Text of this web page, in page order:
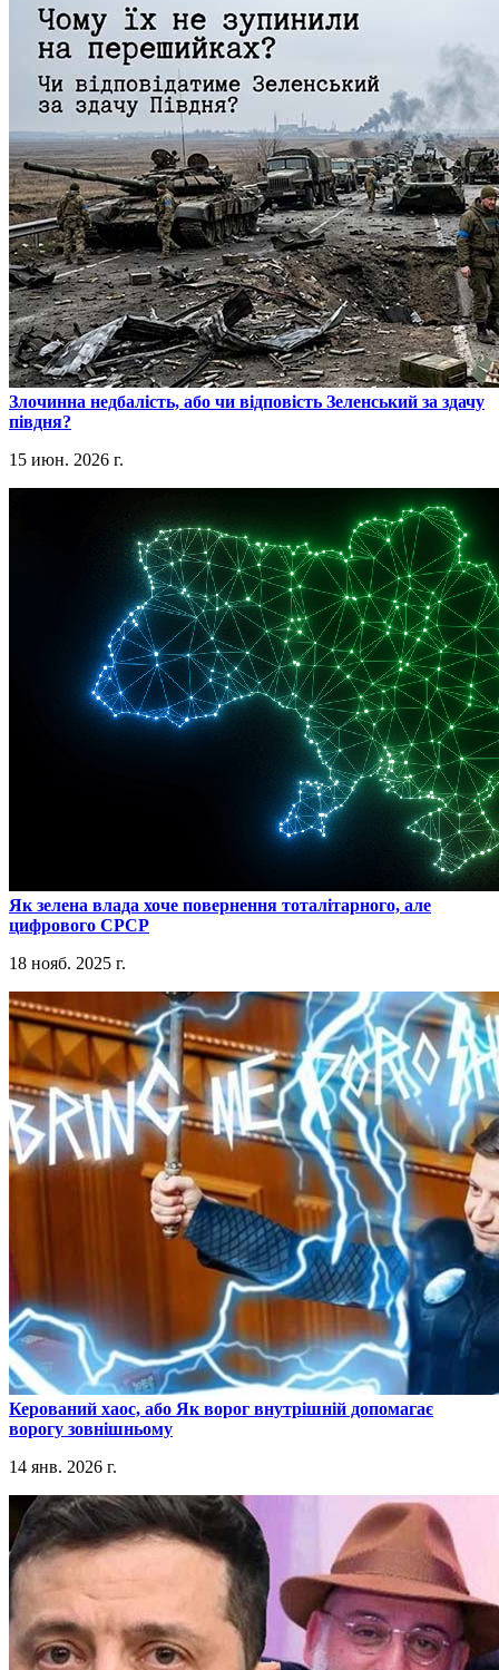
​Злочинна недбалість, або чи відповість Зеленський за здачу
півдня?
15 июн. 2026 г.
​Як зелена влада хоче повернення тоталітарного, але
цифрового СРСР
18 нояб. 2025 г.
​Керований хаос, або Як ворог внутрішній допомагає
ворогу зовнішньому
14 янв. 2026 г.